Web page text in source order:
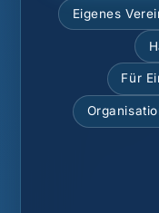
Eigenes
Für